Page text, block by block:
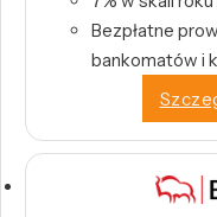
Bezpłatne
bankomatów i